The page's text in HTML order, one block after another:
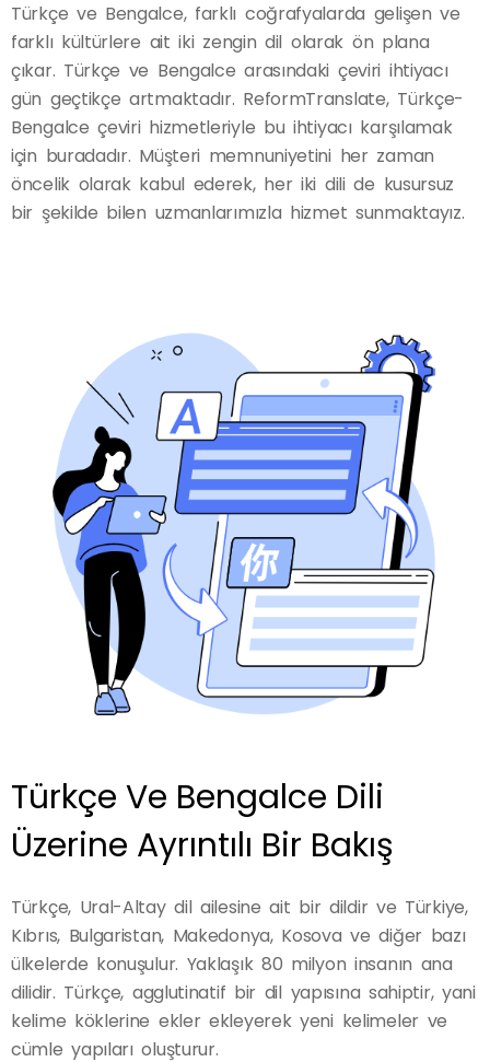
Türkçe ve Bengalce, farklı coğrafyalarda gelişen ve
farklı kültürlere ait iki zengin dil olarak ön plana
çıkar. Türkçe ve Bengalce arasındaki çeviri ihtiyacı
gün geçtikçe artmaktadır. ReformTranslate, Türkçe-
Bengalce çeviri hizmetleriyle bu ihtiyacı karşılamak
için buradadır. Müşteri memnuniyetini her zaman
öncelik olarak kabul ederek, her iki dili de kusursuz
bir şekilde bilen uzmanlarımızla hizmet sunmaktayız.
Türkçe Ve Bengalce Dili
Üzerine Ayrıntılı Bir Bakış
Türkçe, Ural-Altay dil ailesine ait bir dildir ve Türkiye,
Kıbrıs, Bulgaristan, Makedonya, Kosova ve diğer bazı
ülkelerde konuşulur. Yaklaşık 80 milyon insanın ana
dilidir. Türkçe, agglutinatif bir dil yapısına sahiptir, yani
kelime köklerine ekler ekleyerek yeni kelimeler ve
cümle yapıları oluşturur.